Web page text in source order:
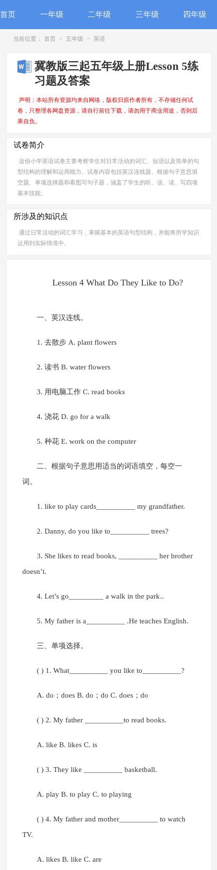
首页 一年级 二年级 三年级 四年级
当前位置： 首页 > 五年级 > 英语
冀教版三起五年级上册Lesson 5练
习题及答案
声明：本站所有资源均来自网络，版权归原作者所有，不存储任何试
卷，只整理各网盘资源，请自行前往下载，请勿用于商业用途，否则后
果自负。
试卷简介
这份小学英语试卷主要考察学生对日常活动的词汇、短语以及简单的句
型结构的理解和运用能力。试卷内容包括英汉连线题、根据句子意思填
空题、单项选择题和看图写句子题，涵盖了学生的听、说、读、写四项
基本技能。
所涉及的知识点
通过日常活动的词汇学习，掌握基本的英语句型结构，并能将所学知识
运用到实际情境中。
Lesson 4 What Do They Like to Do?
一、英汉连线。
1. 去散步 A. plant flowers
2. 读书 B. water flowers
3. 用电脑工作 C. read books
4. 浇花 D. go for a walk
5. 种花 E. work on the computer
二、根据句子意思用适当的词语填空，每空一
词。
1. like to play cards__________ my grandfather.
2. Danny, do you like to__________ trees?
3. She likes to read books, __________ her brother
doesn’t.
4. Let’s go_________ a walk in the park..
5. My father is a__________ .He teaches English.
三、单项选择。
( ) 1. What__________ you like to__________?
A. do；does B. do；do C. does；do
( ) 2. My father __________to read books.
A. like B. likes C. is
( ) 3. They like __________ basketball.
A. play B. to play C. to playing
( ) 4. My father and mother__________ to watch
TV.
A. likes B. like C. are